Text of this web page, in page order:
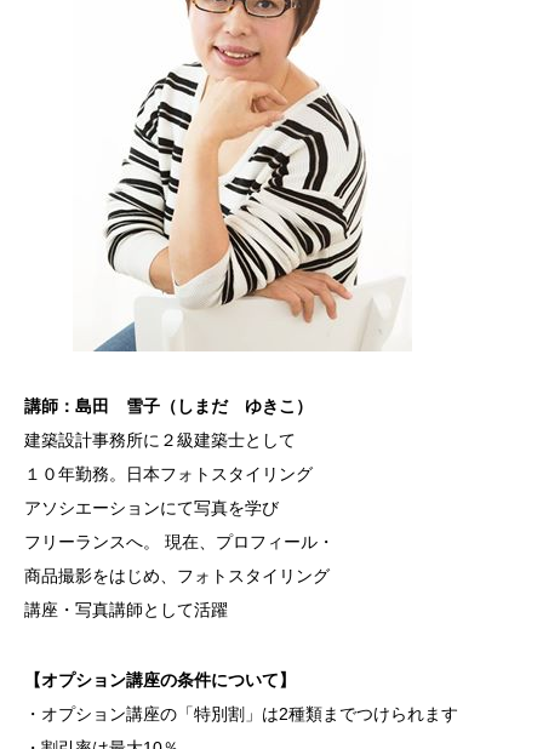
講師：島田 雪子（しまだ ゆきこ）
建築設計事務所に２級建築士として
１０年勤務。日本フォトスタイリング
アソシエーションにて写真を学び
フリーランスへ。 現在、プロフィール・
商品撮影をはじめ、フォトスタイリング
講座・写真講師として活躍
【オプション講座の条件について】
・オプション講座の「特別割」は2種類までつけられます